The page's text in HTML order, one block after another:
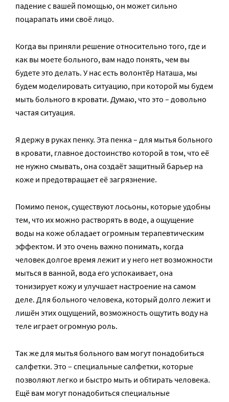
падение с вашей помощью, он может сильно
поцарапать ими своё лицо.
Когда вы приняли решение относительно того, где и
как вы моете больного, вам надо понять, чем вы
будете это делать. У нас есть волонтёр Наташа, мы
будем моделировать ситуацию, при которой мы будем
мыть больного в кровати. Думаю, что это – довольно
частая ситуация.
Я держу в руках пенку. Эта пенка – для мытья больного
в кровати, главное достоинство которой в том, что её
не нужно смывать, она создаёт защитный барьер на
коже и предотвращает её загрязнение.
Помимо пенок, существуют лосьоны, которые удобны
тем, что их можно растворять в воде, а ощущение
воды на коже обладает огромным терапевтическим
эффектом. И это очень важно понимать, когда
человек долгое время лежит и у него нет возможности
мыться в ванной, вода его успокаивает, она
тонизирует кожу и улучшает настроение на самом
деле. Для больного человека, который долго лежит и
лишён этих ощущений, возможность ощутить воду на
теле играет огромную роль.
Так же для мытья больного вам могут понадобиться
салфетки. Это – специальные салфетки, которые
позволяют легко и быстро мыть и обтирать человека.
Ещё вам могут понадобиться специальные